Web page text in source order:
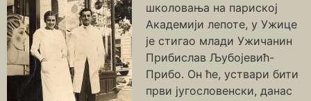
школовања на париској
Академији лепоте, у Ужице
је стигао млади Ужичанин
Прибислав Љубојевић-
Прибо. Он ће, уствари бити
први југословенски, данас